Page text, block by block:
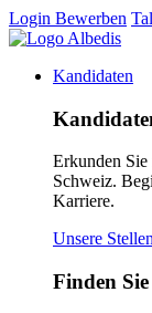
Login Bewerben
Kandidaten
Erkunden Sie
Schweiz.
Karriere.
Unsere
Finden